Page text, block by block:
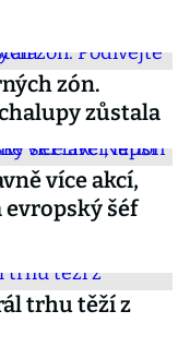
zón.
zůstala
více akcí,
šéf
trhu těží z